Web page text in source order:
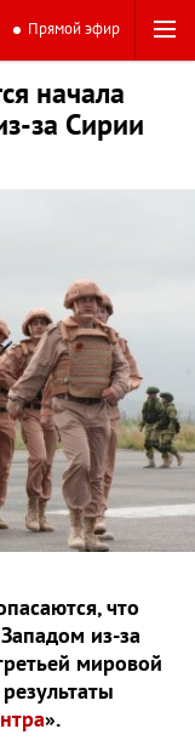
Прямой эфир
начала
за Сирии
что
из-за
мировой
».